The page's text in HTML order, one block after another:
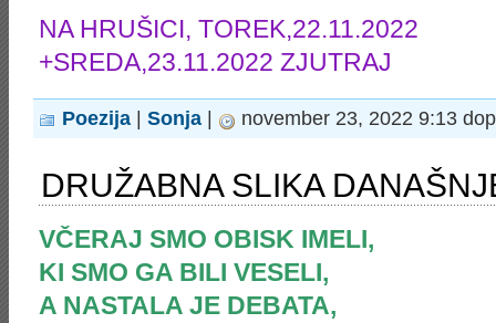
NA HRUŠICI, TOREK,22.11.2022
+SREDA,23.11.2022 ZJUTRAJ
Poezija Sonja november 23, 2022 9:13
DRUŽABNA SLIKA
VČERAJ SMO OBISK IMELI,
KI SMO GA BILI VESELI,
A NASTALA JE DEBATA,